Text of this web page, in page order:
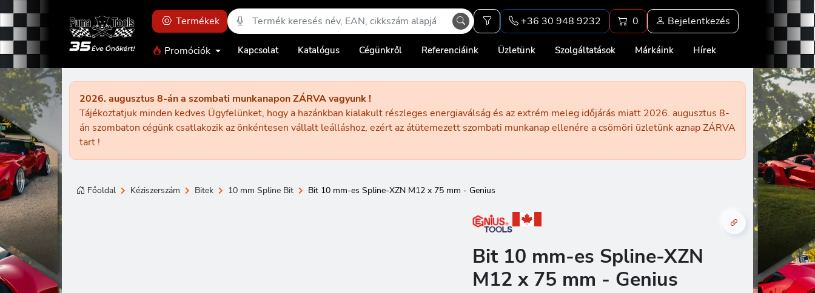
Termékek +36 30 948 9232 0 Bejelentkezés
Promóciók Kapcsolat Katalógus Cégünkről Referenciáink Üzletünk Szolgáltatások Márkáink Hírek
2026. augusztus 8-án a szombati munkanapon ZÁRVA vagyunk !
Tájékoztatjuk minden kedves Ügyfelünket, hogy a hazánkban kialakult részleges energiaválság és az extrém meleg időjárás miatt 2026. augusztus 8-
án szombaton cégünk csatlakozik az önkéntesen vállalt leálláshoz, ezért az átütemezett szombati munkanap ellenére a csömöri üzletünk aznap ZÁRVA
tart !
Főoldal Kéziszerszám Bitek 10 mm Spline Bit Bit 10 mm-es Spline-XZN M12 x 75 mm - Genius
Bit 10 mm-es Spline-XZN
M12 x 75 mm - Genius